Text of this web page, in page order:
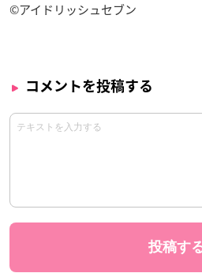
©アイドリッシュセブン
コメントを投稿する